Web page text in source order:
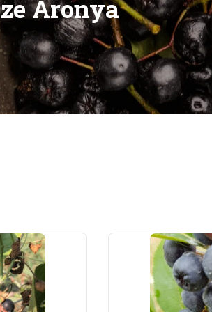
Aronya